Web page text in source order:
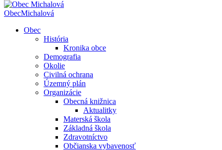
ObecMichalová
Obec
História
Kronika obce
Demografia
Okolie
Civilná ochrana
Územný plán
Organizácie
Obecná knižnica
Aktualitky
Materská škola
Základná škola
Zdravotníctvo
Občianska vybavenosť